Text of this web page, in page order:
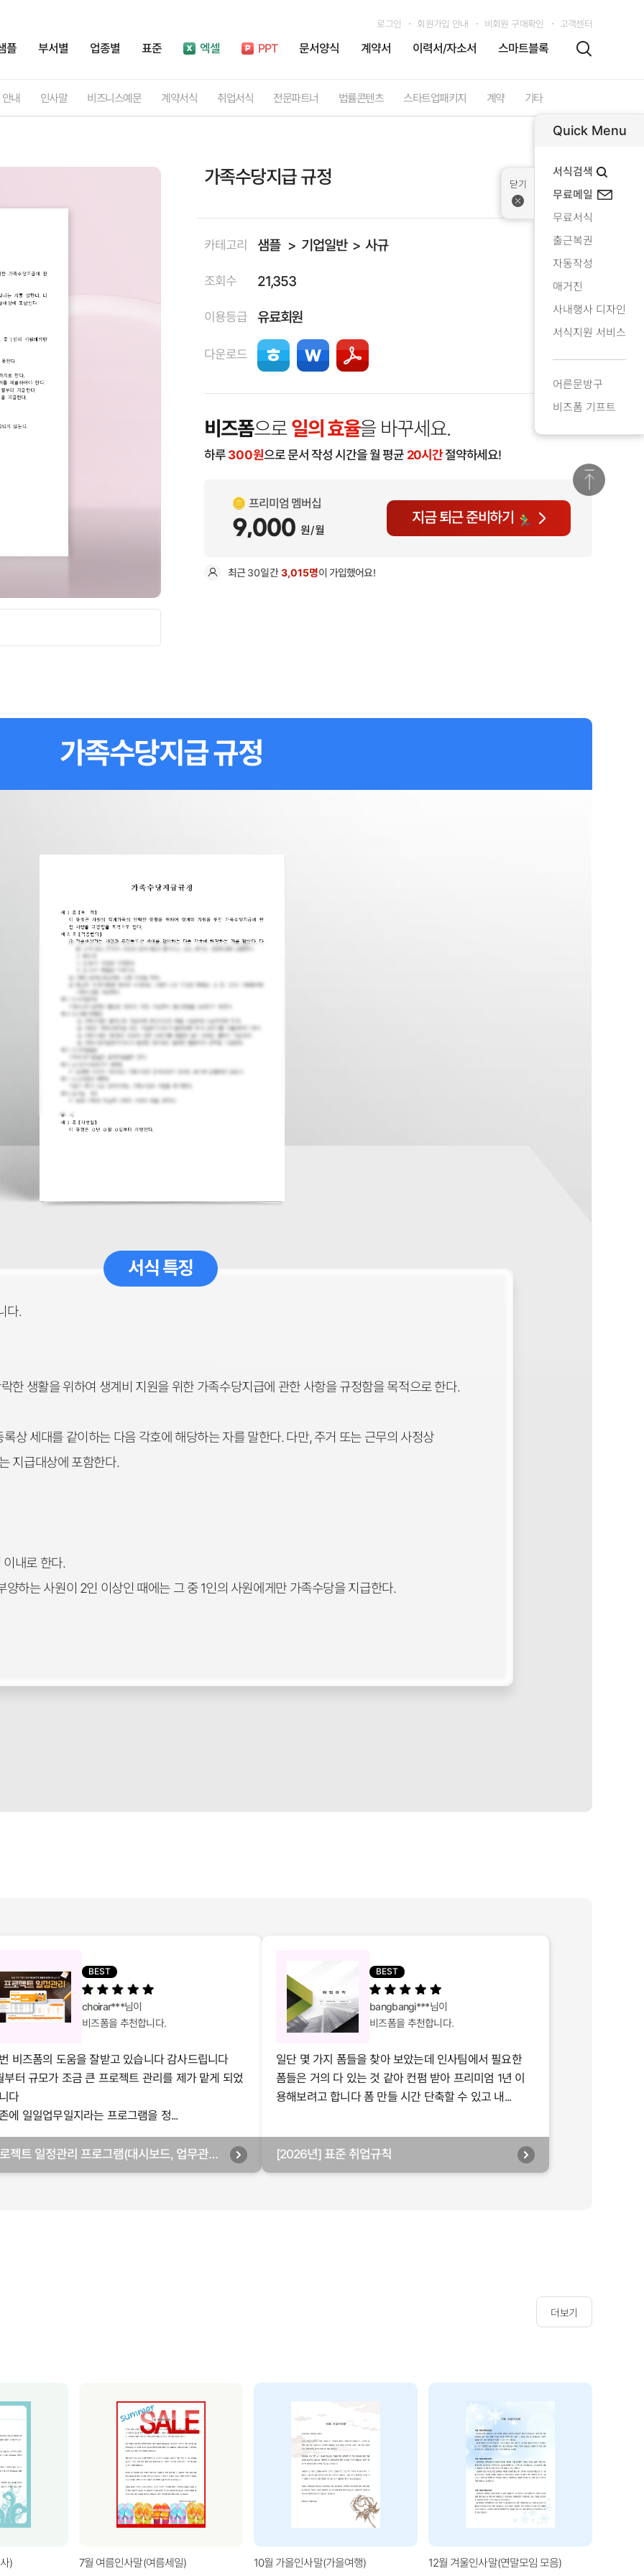
플 부서별 업종별 표준 엑셀 PPT 문서양식 계약서 이력서/자소서 스마트블록
로그인 회원가입 안내 비회원 구매확인 고객센터
안내 인사말 비즈니스예문 계약서식 취업서식 전문파트너 법률콘텐츠 스타트업패키지 계약 기타
가족수당지급 규정
카테고리 샘플 기업일반 사규
조회수 21,353
이용등급 유료회원
다운로드
비즈폼으로일의 효율을 바꾸세요.
하루 300원으로 문서 작성 시간을 월 평균 20시간절약하세요!
프리미엄 멤버십
9,000 원/월
지금 퇴근 준비하기
최근30일간3,015명이 가입했어요!
가족수당지급 규정
서식 특징
다.
한 생활을 위하여 생계비 지원을 위한 가족수당지급에 관한 사항을 규정함을 목적으로 한다.
상 세대를 같이하는 다음 각호에 해당하는 자를 말한다. 다만, 주거 또는 근무의 사정상
지급대상에 포함한다.
내로 한다.
하는 사원이 2인 이상인 때에는 그 중 1인의 사원에게만 가족수당을 지급한다.
BEST
choirar***님이
비즈폼을 추천합니다.
비즈폼의 도움을 잘받고 있습니다 감사드립니다
부터 규모가 조금 큰 프로젝트 관리를 제가 맡게 되었
다
에 일일업무일지라는 프로그램을 정...
젝트 일정관리 프로그램(대시보드, 업무관리,
BEST
bangbangi***님이
비즈폼을 추천합니다.
일단 몇 가지 폼들을 찾아 보았는데 인사팀에서 필요한
폼들은 거의 다 있는 것 같아 컨펌 받아 프리미엄 1년 이
용해보려고 합니다 폼 만들 시간 단축할 수 있고 내...
[2026년] 표준 취업규칙
더보기
) 7월 여름인사말(여름세일) 10월 가을인사말(가을여행) 12월 겨울인사말(연말모임 모음)
Quick Menu
서식검색
무료메일
무료서식
출근복권
자동작성
매거진
사내행사 디자인
서식지원 서비스
어른문방구
비즈폼 기프트